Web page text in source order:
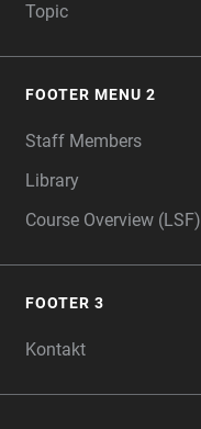
Topic
FOOTER MENU 2
Staff Members
Library
Course Overview (LSF)
FOOTER 3
Kontakt